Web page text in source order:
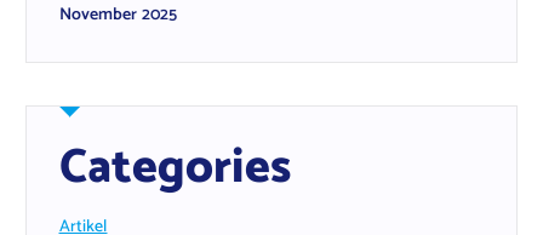
November 2025
Categories
Artikel